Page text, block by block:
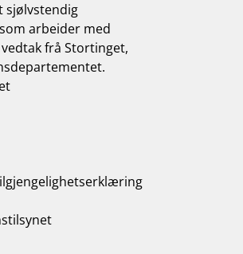
sjølvstendig
arbeider med
frå Stortinget,